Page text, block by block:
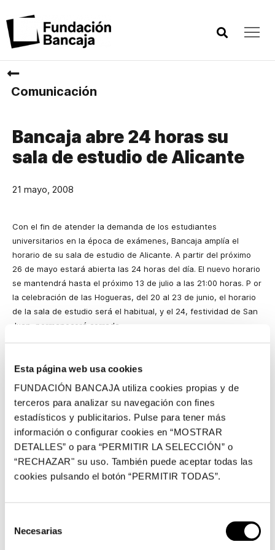
Esta página web usa cookies
FUNDACIÓN BANCAJA utiliza cookies propias y de
terceros para analizar su navegación con fines
estadísticos y publicitarios. Pulse para tener más
información o configurar cookies en “MOSTRAR
DETALLES” o para “PERMITIR LA SELECCIÓN” o
“RECHAZAR" su uso. También puede aceptar todas las
cookies pulsando el botón “PERMITIR TODAS”.
Necesarias
Comunicación
Bancaja abre 24 horas su
sala de estudio de Alicante
21 mayo, 2008
Con el fin de atender la demanda de los estudiantes
universitarios en la época de exámenes, Bancaja amplía el
horario de su sala de estudio de Alicante. A partir del próximo
26 de mayo estará abierta las 24 horas del día. El nuevo horario
se mantendrá hasta el próximo 13 de julio a las 21:00 horas. P or
la celebración de las Hogueras, del 20 al 23 de junio, el horario
de la sala de estudio será el habitual, y el 24, festividad de San
Juan, permanecerá cerrada.
estudiantes, la entidad decidió seguir facilitando sus
instalaciones 24 horas cada vez que se acerca un periodo de
exámenes.Esta iniciativa de ampliación del horario de la
biblioteca se realiza también en enero y septiembre,
coincidiendo con las otras dos épocas de estudio intensivo.
La Fundación Bancaja cumple así una de las directrices
marcadas en su plan estratégico, donde una de las líneas de
actuación prioritarias es la dedicada a Jóvenes y, dentro de
con un total de 89 plazas, muy utilizadas por los estudiantes. En